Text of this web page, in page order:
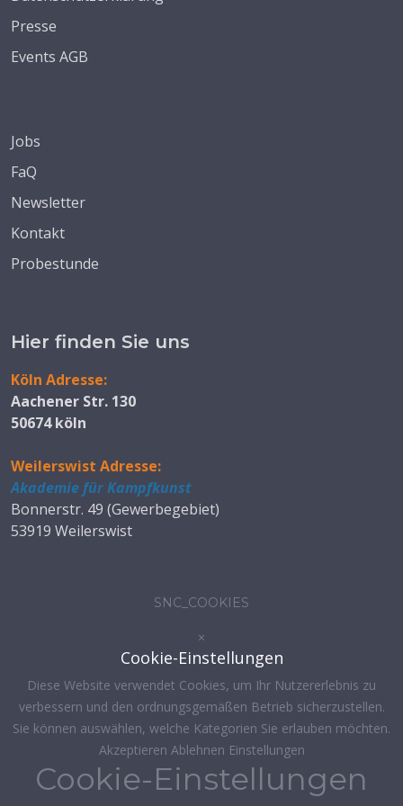
Presse
Events AGB
Jobs
FaQ
Newsletter
Kontakt
Probestunde
Hier finden Sie uns
Köln Adresse:
Aachener Str. 130
50674 köln
Weilerswist Adresse:
Akademie für Kampfkunst
Bonnerstr. 49 (Gewerbegebiet)
53919 Weilerswist
SNC_COOKIES
×
Cookie-Einstellungen
Diese Website verwendet Cookies, um Ihr Nutzererlebnis zu
verbessern und den ordnungsgemäßen Betrieb sicherzustellen.
Sie können auswählen, welche Kategorien Sie erlauben möchten.
Akzeptieren Ablehnen Einstellungen
Cookie-Einstellungen